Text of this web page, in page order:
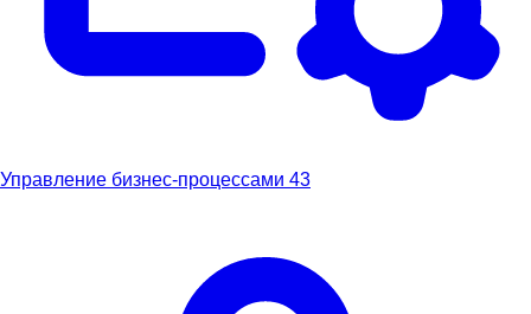
Управление бизнес-процессами 43